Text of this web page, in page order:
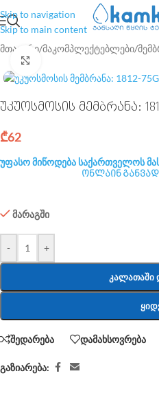
Skip to navigation
Skip to main content
მთავარი/მაკომპლექტებლები/
უკუოსმოსის მემბრანა:
₾62
უფასო მიწოდება საქართველოს
ონლაინ
მარაგში
- +
ᲙᲐᲚᲐᲗᲐᲨᲘ
შედარება დამახსოვრება
გაზიარება: